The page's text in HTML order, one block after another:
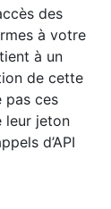
des
à votre
à un
de cette
pas ces
leur jeton
d’API